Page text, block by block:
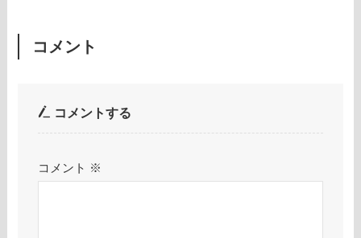
コメント
コメントする
コメント ※